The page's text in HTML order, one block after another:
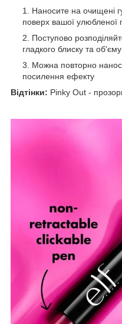
Наносите на очищені
поверх вашої улюбленої
Поступово
гладкого блиску та об'єму
Можна повторно
посилення ефекту
Відтінки: Pinky Out -